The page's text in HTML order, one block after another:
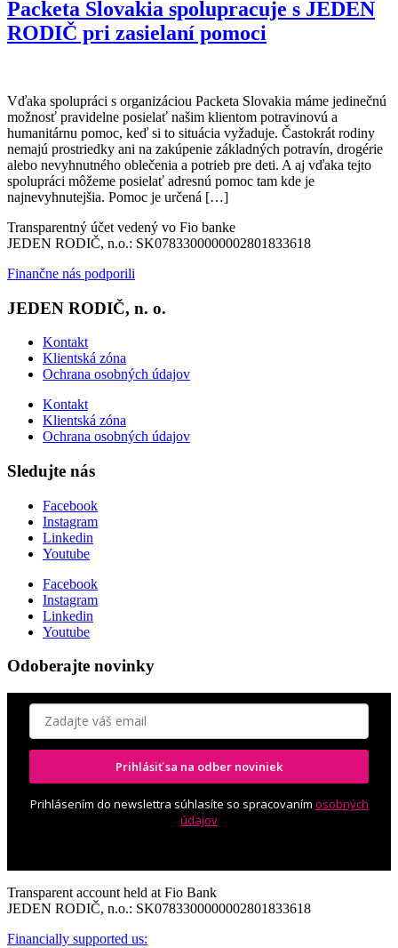
Packeta Slovakia spolupracuje s JEDEN
RODIČ pri zasielaní pomoci
Vďaka spolupráci s organizáciou Packeta Slovakia máme jedinečnú
možnosť pravidelne posielať našim klientom potravinovú a
humanitárnu pomoc, keď si to situácia vyžaduje. Častokrát rodiny
nemajú prostriedky ani na zakúpenie základných potravín, drogérie
alebo nevyhnutného oblečenia a potrieb pre deti. A aj vďaka tejto
spolupráci môžeme posielať adresnú pomoc tam kde je
najnevyhnutejšia. Pomoc je určená […]
Transparentný účet vedený vo Fio banke
JEDEN RODIČ, n.o.: SK0783300000002801833618
Finančne nás podporili
JEDEN RODIČ, n. o.
Kontakt
Klientská zóna
Ochrana osobných údajov
Kontakt
Klientská zóna
Ochrana osobných údajov
Sledujte nás
Facebook
Instagram
Linkedin
Youtube
Facebook
Instagram
Linkedin
Youtube
Odoberajte novinky
Prihlásiť sa na odber noviniek
Prihlásením do newslettra súhlasíte so spracovaním osobných
údajov
Transparent account held at Fio Bank
JEDEN RODIČ, n.o.: SK0783300000002801833618
Financially supported us: